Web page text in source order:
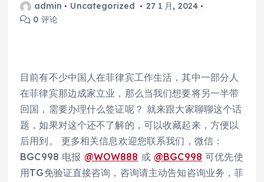
admin Uncategorized
27 1 月, 2024
0 评论
目前有不少中国人在菲律宾工作生活，其中一部分人
在菲律宾那边成家立业，那么当我们想要将另一半带
回国，需要办理什么签证呢？ 就来跟大家聊聊这个话
题，如果对这个还不了解的，可以收藏起来，方便以
后用到。 更多相关信息欢迎您联系我们，微信：
BGC998 电报 @WOW888 或 @BGC998 可优先使
用TG免验证直接咨询，咨询请主动告知咨询业务，菲